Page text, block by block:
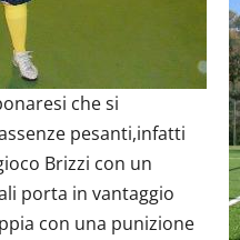
che si
pesanti,infatti
Brizzi con un
porta in vantaggio
con una punizione